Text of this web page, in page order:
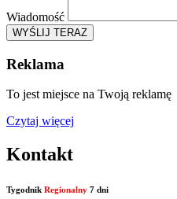
Wiadomość
WYŚLIJ TERAZ
Reklama
To jest miejsce na Twoją reklamę
Czytaj więcej
Kontakt
Tygodnik Regionalny 7 dni